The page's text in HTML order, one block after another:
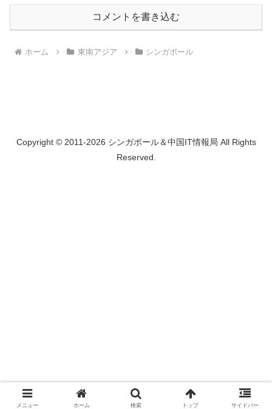
コメントを書き込む
ホーム 東南アジア シンガポール
Copyright © 2011-2026 シンガポール＆中国IT情報局 All Rights
Reserved.
メニュー ホーム 検索 トップ サイドバー